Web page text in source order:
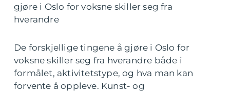
gjøre i Oslo for voksne skiller seg fra
hverandre
De forskjellige tingene å gjøre i Oslo for
voksne skiller seg fra hverandre både i
formålet, aktivitetstype, og hva man kan
forvente å oppleve. Kunst- og